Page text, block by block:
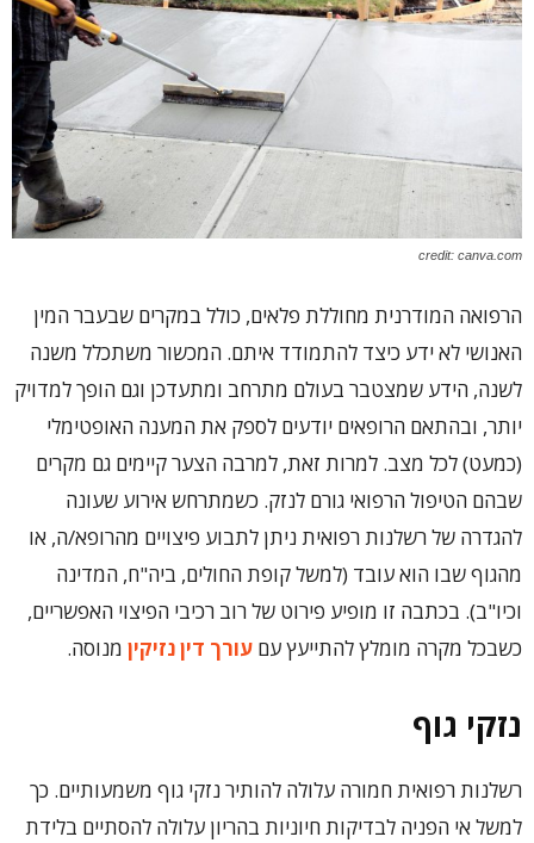
credit: canva.com
הרפואה המודרנית מחוללת פלאים, כולל במקרים שבעבר המין
האנושי לא ידע כיצד להתמודד איתם. המכשור משתכלל משנה
לשנה, הידע שמצטבר בעולם מתרחב ומתעדכן וגם הופך למדויק
יותר, ובהתאם הרופאים יודעים לספק את המענה האופטימלי
(כמעט) לכל מצב. למרות זאת, למרבה הצער קיימים גם מקרים
שבהם הטיפול הרפואי גורם לנזק. כשמתרחש אירוע שעונה
להגדרה של רשלנות רפואית ניתן לתבוע פיצויים מהרופא/ה, או
מהגוף שבו הוא עובד (למשל קופת החולים, ביה"ח, המדינה
וכיו"ב). בכתבה זו מופיע פירוט של רוב רכיבי הפיצוי האפשריים,
כשבכל מקרה מומלץ להתייעץ עם עורך דין נזיקין מנוסה.
נזקי גוף
רשלנות רפואית חמורה עלולה להותיר נזקי גוף משמעותיים. כך
למשל אי הפניה לבדיקות חיוניות בהריון עלולה להסתיים בלידת